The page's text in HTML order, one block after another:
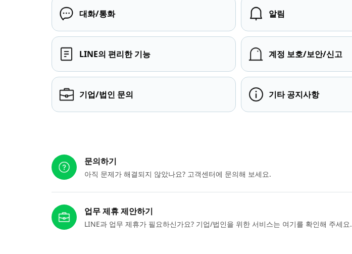
대화/통화 알림
LINE의 편리한 기능 계정 보호/보안/신고
기업/법인 문의 기타 공지사항
문의하기
아직 문제가 해결되지 않았나요? 고객센터에 문의해 보세요.
업무 제휴 제안하기
LINE과 업무 제휴가 필요하신가요? 기업/법인을 위한 서비스는 여기를 확인해 주세요.